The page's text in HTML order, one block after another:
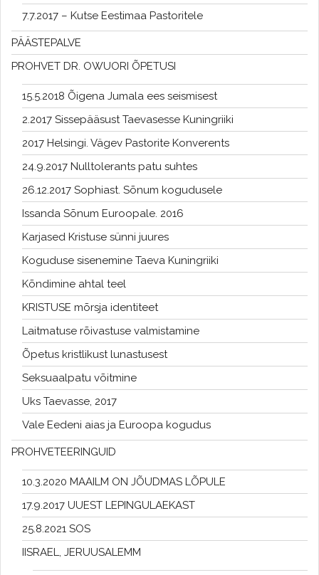
7.7.2017 – Kutse Eestimaa Pastoritele
PÄÄSTEPALVE
PROHVET DR. OWUORI ÕPETUSI
15.5.2018 Õigena Jumala ees seismisest
2.2017 Sissepääsust Taevasesse Kuningriiki
2017 Helsingi. Vägev Pastorite Konverents
24.9.2017 Nulltolerants patu suhtes
26.12.2017 Sophiast. Sõnum kogudusele
Issanda Sõnum Euroopale. 2016
Karjased Kristuse sünni juures
Koguduse sisenemine Taeva Kuningriiki
Kõndimine ahtal teel
KRISTUSE mõrsja identiteet
Laitmatuse rõivastuse valmistamine
Õpetus kristlikust lunastusest
Seksuaalpatu võitmine
Uks Taevasse, 2017
Vale Eedeni aias ja Euroopa kogudus
PROHVETEERINGUID
10.3.2020 MAAILM ON JÕUDMAS LÕPULE
17.9.2017 UUEST LEPINGULAEKAST
25.8.2021 SOS
IISRAEL, JERUUSALEMM